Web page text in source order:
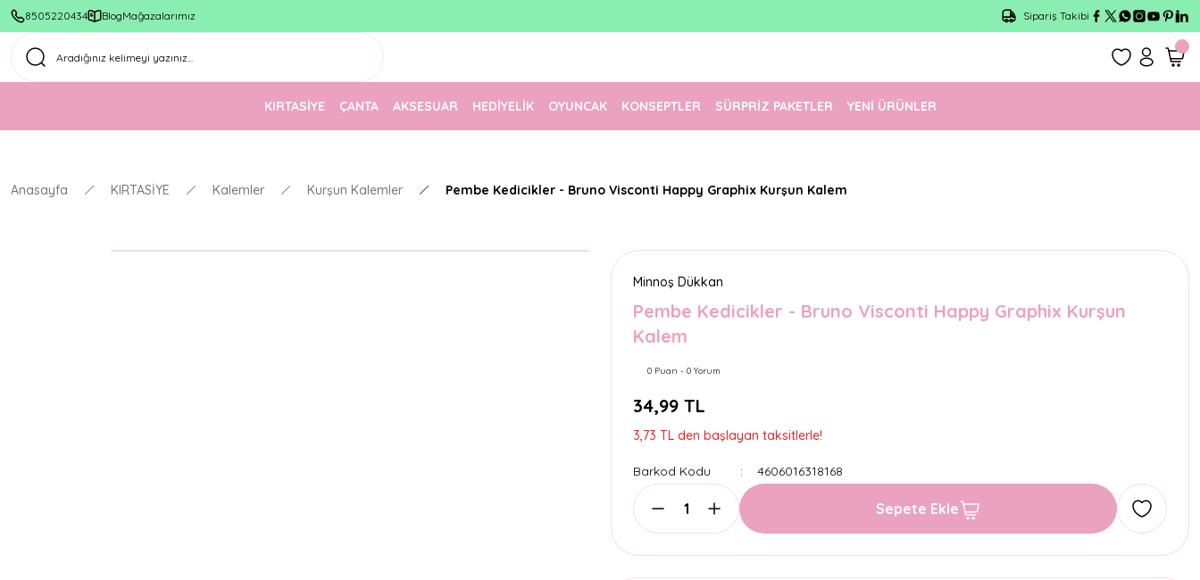
8505220434 BlogMağazalarımız
1500 TL Üzeri Ücretsiz Kargo
Sipariş Takibi
KIRTASİYE ÇANTA AKSESUAR HEDİYELİK OYUNCAK KONSEPTLER SÜRPRİZ PAKETLER YENİ ÜRÜNLER
Anasayfa KIRTASİYE Kalemler Kurşun Kalemler Pembe Kedicikler - Bruno Visconti Happy Graphix Kurşun Kalem
Minnoş Dükkan
Pembe Kedicikler - Bruno Visconti Happy Graphix Kurşun
Kalem
0 Puan - 0 Yorum
34,99 TL
3,73 TL den başlayan taksitlerle!
Barkod Kodu 4606016318168
Sepete Ekle